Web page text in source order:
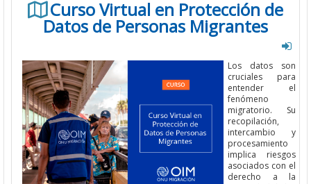
Curso Virtual en Protección de
Datos de Personas Migrantes
Los datos son
cruciales para
entender el
fenómeno
migratorio. Su
recopilación,
intercambio y
procesamiento
implica riesgos
asociados con el
derecho a la